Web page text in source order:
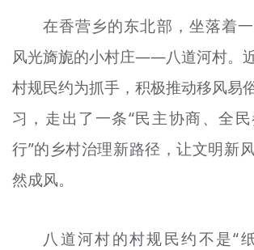
未成年人思想道德建设
榜样人物
身边好人
文明评论
北京宣传文化引导基金
宣传思想文化人才
在香营乡的东北部，坐落着一
风光旖旎的小村庄——八道河村。
村规民约为抓手，积极推动移风易
习，走出了一条“民主协商、全
行”的乡村治理新路径，让文明新
然成风。
八道河村的村规民约不是“